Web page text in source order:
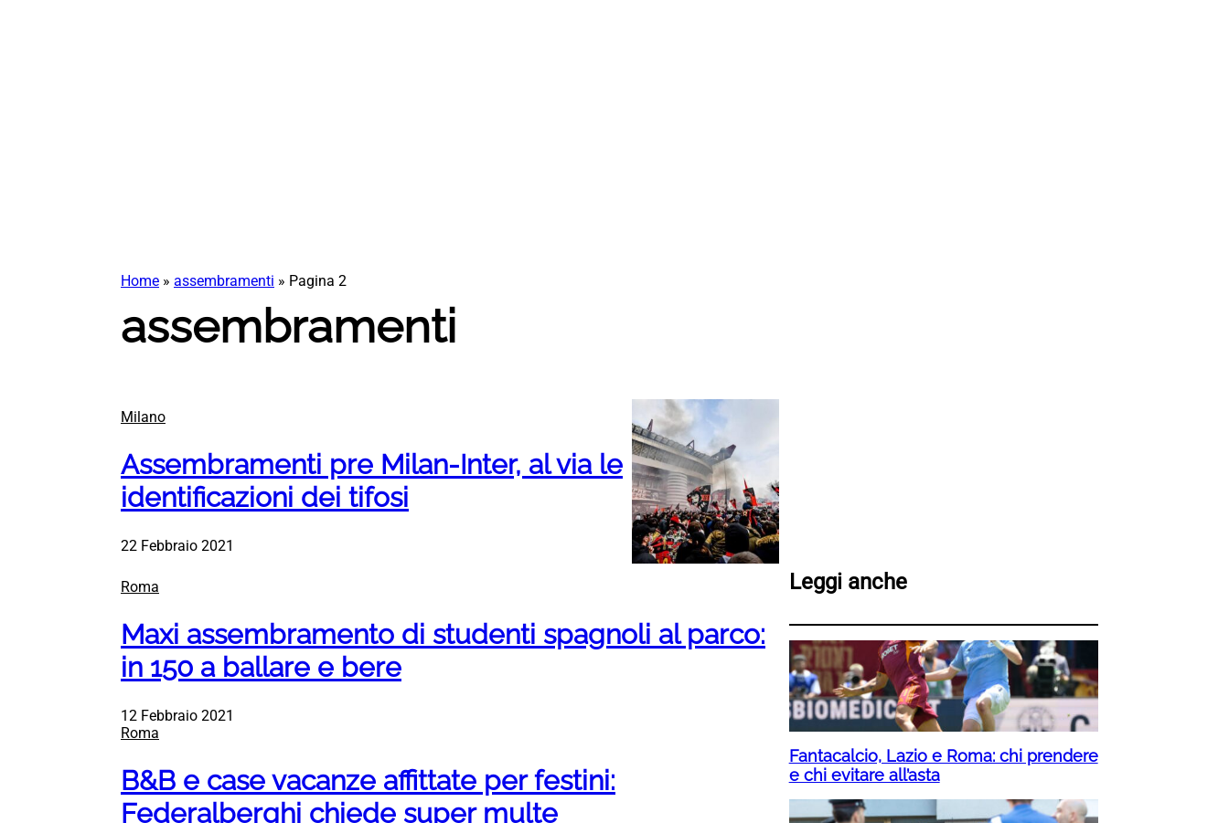
Home » assembramenti » Pagina 2
assembramenti
Milano
Assembramenti pre Milan-Inter, al via le
identificazioni dei tifosi
22 Febbraio 2021
Roma
Maxi assembramento di studenti spagnoli al parco:
in 150 a ballare e bere
12 Febbraio 2021
Roma
B&B e case vacanze affittate per festini:
Federalberghi chiede super multe
Leggi anche
Fantacalcio, Lazio e Roma: chi prendere
e chi evitare all’asta